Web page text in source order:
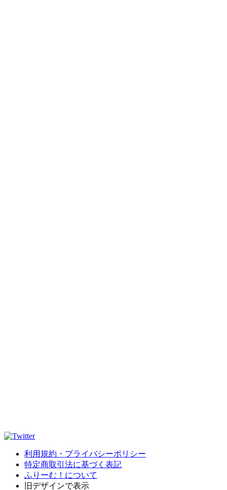
利用規約・プライバシーポリシー
特定商取引法に基づく表記
ふりーむ！について
旧デザインで表示